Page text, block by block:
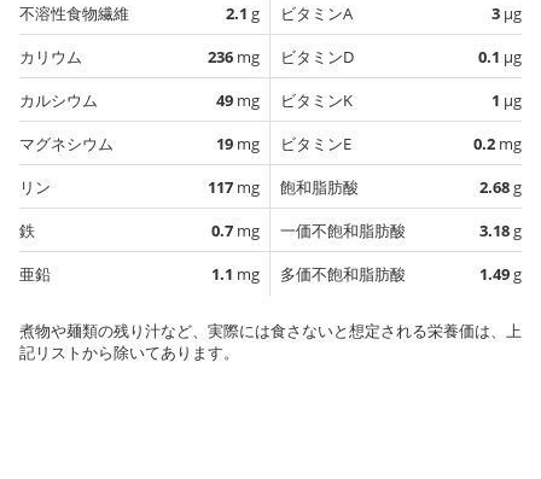
不溶性食物繊維
2.1 g
カリウム
236 mg
カルシウム
49 mg
マグネシウム
19 mg
リン
117 mg
鉄
0.7 mg
亜鉛
1.1 mg
ビタミンA
3 µg
ビタミンD
0.1 µg
ビタミンK
1 µg
ビタミンE
0.2 mg
飽和脂肪酸
2.68g
一価不飽和脂肪酸
3.18g
多価不飽和脂肪酸
1.49g
煮物や麺類の残り汁など、実際には食さないと想定される栄養価は、上
記リストから除いてあります。